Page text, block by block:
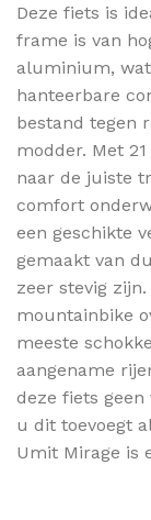
Deze fiets is
frame is van
aluminium,
hanteerbare
bestand tegen
modder. Met
naar de juiste
comfort
een geschikte
gemaakt van
zeer stevig
mountainbike
meeste
aangename
deze fiets
u dit toevoegt
Umit Mirage is